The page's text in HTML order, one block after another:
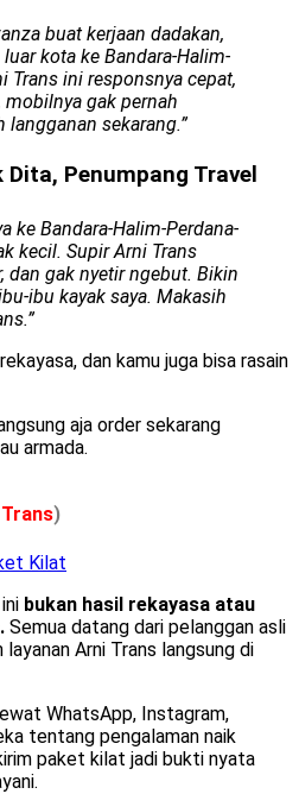
buat kerjaan dadakan,
kota ke Bandara-Halim-
Trans ini responsnya cepat,
mobilnya gak pernah
langganan sekarang.”
Dita, Penumpang Travel
ke Bandara-Halim-Perdana-
kecil. Supir Arni Trans
dan gak nyetir ngebut. Bikin
ibu kayak saya. Makasih
dan kamu juga bisa rasain
aja order sekarang
armada.
)
Kilat
bukan hasil rekayasa atau
Semua datang dari pelanggan asli
Arni Trans langsung di
WhatsApp, Instagram,
tentang pengalaman naik
paket kilat jadi bukti nyata